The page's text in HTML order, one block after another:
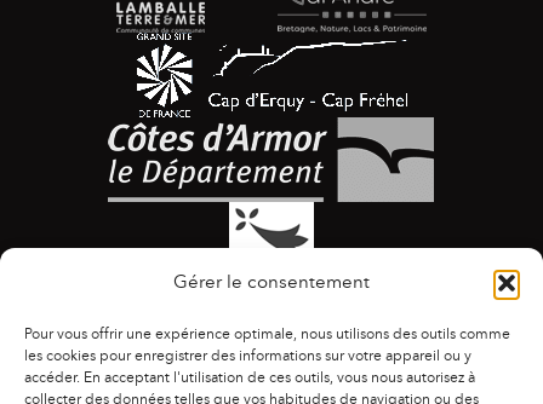
Gérer le consentement
Pour vous offrir une expérience optimale, nous utilisons des outils comme
les cookies pour enregistrer des informations sur votre appareil ou y
accéder. En acceptant l'utilisation de ces outils, vous nous autorisez à
collecter des données telles que vos habitudes de navigation ou des